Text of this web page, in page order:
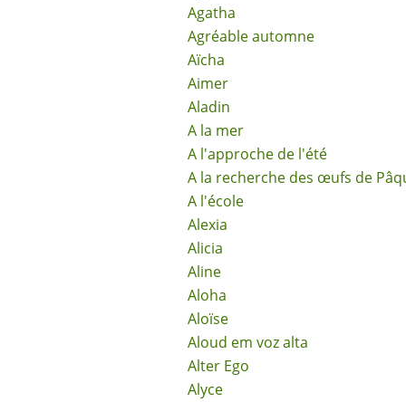
Agatha
Agréable automne
Aïcha
Aimer
Aladin
A la mer
A l'approche de l'été
A la recherche des œufs de
A l'école
Alexia
Alicia
Aline
Aloha
Aloïse
Aloud em voz alta
Alter Ego
Alyce